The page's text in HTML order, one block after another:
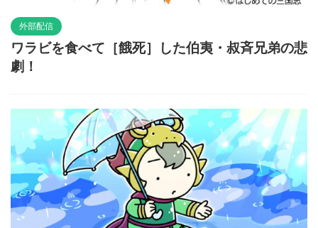
外部配信
ワラビを食べて［餓死］した伯夷・叔斉兄弟の悲
劇！